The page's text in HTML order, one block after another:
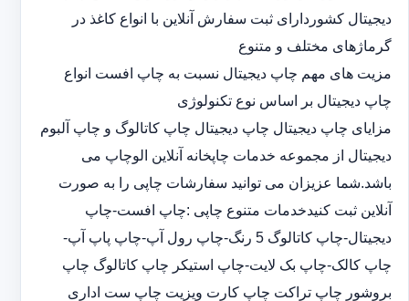
دیجیتال کشوردارای ثبت سفارش آنلاین با انواع کاغذ در
گرماژهای مختلف و متنوع
مزیت های مهم چاپ دیجیتال نسبت به چاپ افست انواع
چاپ دیجیتال بر اساس نوع تکنولوژی
مزایای چاپ دیجیتال چاپ دیجیتال چاپ کاتالوگ و چاپ آلبوم
دیجیتال از مجموعه خدمات چاپخانه آنلاین الوچاپ می
باشد.شما عزیزان می توانید سفارشات چاپی را به صورت
آنلاین ثبت کنیدخدمات متنوع چاپی :چاپ افست-چاپ
دیجیتال-چاپ کاتالوگ 5 رنگ-چاپ رول آپ-چاپ پاپ آپ-
چاپ کالک-چاپ بک لایت-چاپ استیکر چاپ کاتالوگ چاپ
بروشور چاپ تراکت چاپ کارت ویزیت چاپ ست اداری